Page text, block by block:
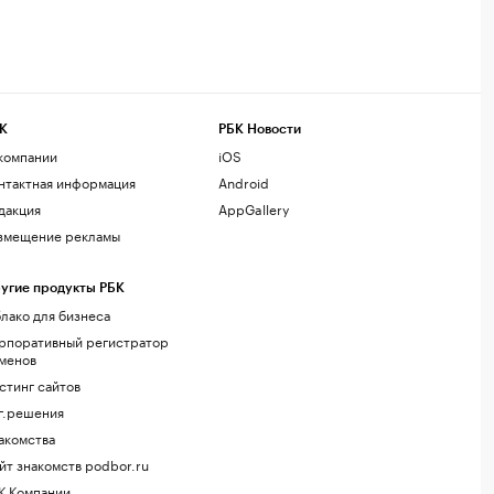
информация
рекламы
продукты РБК
для бизнеса
регистратор
сайтов
знакомств podbor.ru
РБК Новости
iOS
Android
AppGallery